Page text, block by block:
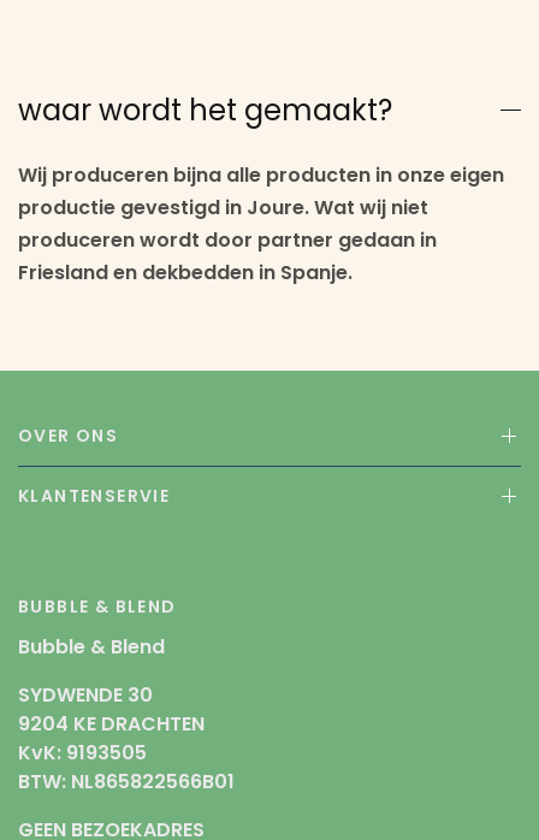
waar wordt het gemaakt?
Wij produceren bijna alle producten in onze eigen
productie gevestigd in Joure. Wat wij niet
produceren wordt door partner gedaan in
Friesland en dekbedden in Spanje.
OVER ONS
KLANTENSERVIE
BUBBLE & BLEND
Bubble & Blend
SYDWENDE 30
9204 KE DRACHTEN
KvK: 9193505
BTW: NL865822566B01
GEEN BEZOEKADRES